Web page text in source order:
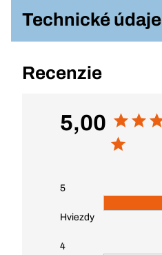
Technické údaje
Recenzie
5,00
5
Hviezdy
4